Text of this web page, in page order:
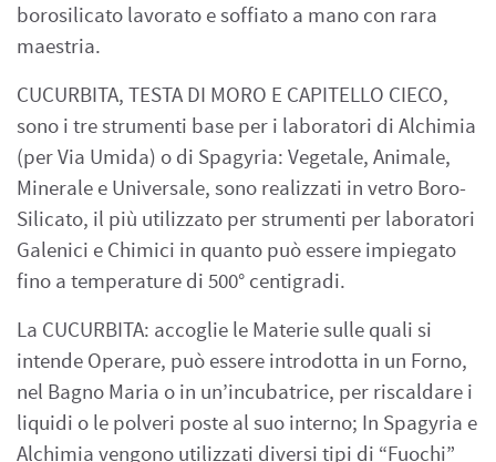
borosilicato lavorato e soffiato a mano con rara
maestria.
CUCURBITA, TESTA DI MORO E CAPITELLO CIECO,
sono i tre strumenti base per i laboratori di Alchimia
(per Via Umida) o di Spagyria: Vegetale, Animale,
Minerale e Universale, sono realizzati in vetro Boro-
Silicato, il più utilizzato per strumenti per laboratori
Galenici e Chimici in quanto può essere impiegato
fino a temperature di 500° centigradi.
La CUCURBITA: accoglie le Materie sulle quali si
intende Operare, può essere introdotta in un Forno,
nel Bagno Maria o in un’incubatrice, per riscaldare i
liquidi o le polveri poste al suo interno; In Spagyria e
Alchimia vengono utilizzati diversi tipi di “Fuochi”